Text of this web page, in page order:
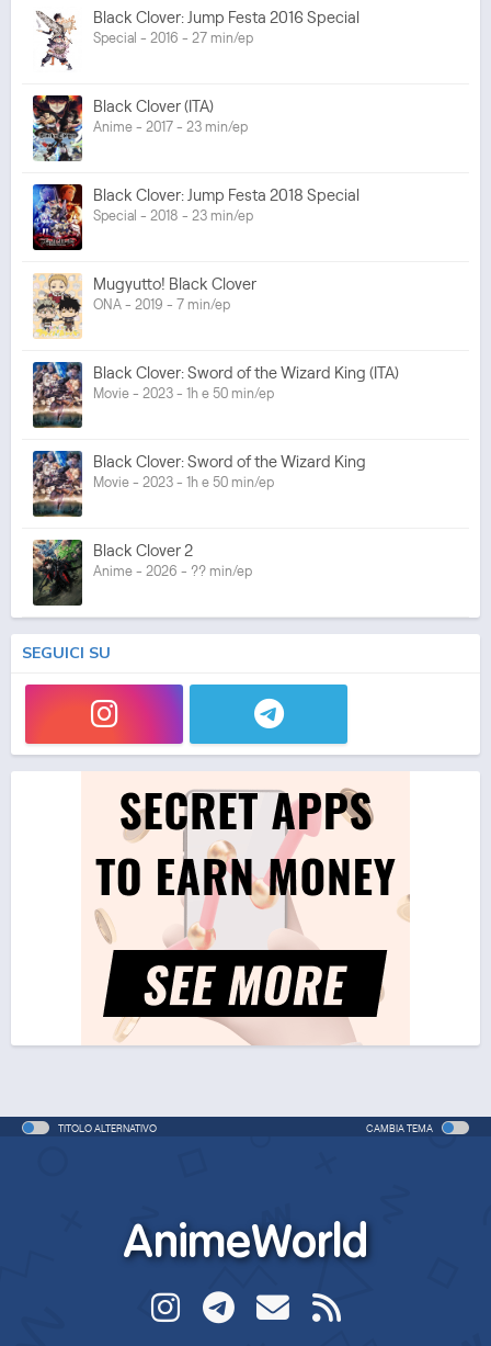
Black Clover: Jump Festa 2016 Special
Special - 2016 - 27 min/ep
Black Clover (ITA)
Anime - 2017 - 23 min/ep
Black Clover: Jump Festa 2018 Special
Special - 2018 - 23 min/ep
Mugyutto! Black Clover
ONA - 2019 - 7 min/ep
Black Clover: Sword of the Wizard King (ITA)
Movie - 2023 - 1h e 50 min/ep
Black Clover: Sword of the Wizard King
Movie - 2023 - 1h e 50 min/ep
Black Clover 2
Anime - 2026 - ?? min/ep
SEGUICI SU
TITOLO ALTERNATIVO CAMBIA TEMA
AnimeWorld